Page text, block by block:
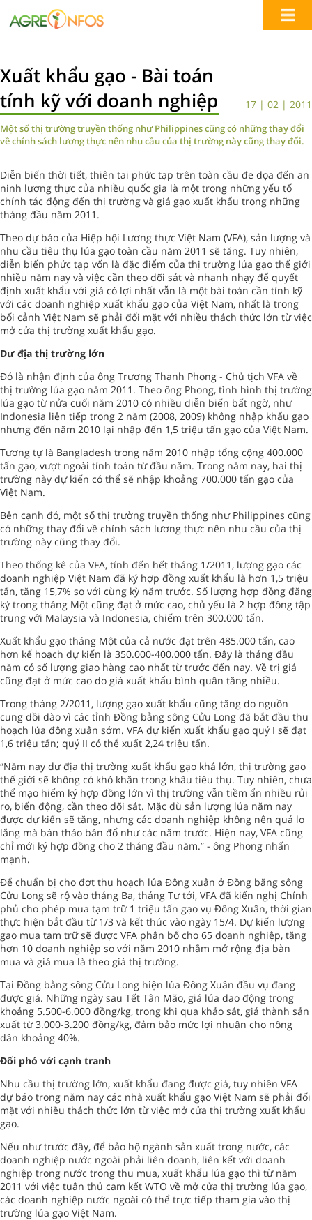
Xuất khẩu gạo - Bài toán
tính kỹ với doanh nghiệp
17 | 02 | 2011
Một số thị trường truyền thống như Philippines cũng có những thay đổi
về chính sách lương thực nên nhu cầu của thị trường này cũng thay đổi.
Diễn biến thời tiết, thiên tai phức tạp trên toàn cầu đe dọa đến an
ninh lương thực của nhiều quốc gia là một trong những yếu tố
chính tác động đến thị trường và giá gạo xuất khẩu trong những
tháng đầu năm 2011.
Theo dự báo của Hiệp hội Lương thực Việt Nam (VFA), sản lượng và
nhu cầu tiêu thụ lúa gạo toàn cầu năm 2011 sẽ tăng. Tuy nhiên,
diễn biến phức tạp vốn là đặc điểm của thị trường lúa gạo thế giới
nhiều năm nay và việc cần theo dõi sát và nhanh nhạy để quyết
định xuất khẩu với giá có lợi nhất vẫn là một bài toán cần tính kỹ
với các doanh nghiệp xuất khẩu gạo của Việt Nam, nhất là trong
bối cảnh Việt Nam sẽ phải đối mặt với nhiều thách thức lớn từ việc
mở cửa thị trường xuất khẩu gạo.
Dư địa thị trường lớn
Đó là nhận định của ông Trương Thanh Phong - Chủ tịch VFA về
thị trường lúa gạo năm 2011. Theo ông Phong, tình hình thị trường
lúa gạo từ nửa cuối năm 2010 có nhiều diễn biến bất ngờ, như
Indonesia liên tiếp trong 2 năm (2008, 2009) không nhập khẩu gạo
nhưng đến năm 2010 lại nhập đến 1,5 triệu tấn gạo của Việt Nam.
Tương tự là Bangladesh trong năm 2010 nhập tổng cộng 400.000
tấn gạo, vượt ngoài tính toán từ đầu năm. Trong năm nay, hai thị
trường này dự kiến có thể sẽ nhập khoảng 700.000 tấn gạo của
Việt Nam.
Bên cạnh đó, một số thị trường truyền thống như Philippines cũng
có những thay đổi về chính sách lương thực nên nhu cầu của thị
trường này cũng thay đổi.
Theo thống kê của VFA, tính đến hết tháng 1/2011, lượng gạo các
doanh nghiệp Việt Nam đã ký hợp đồng xuất khẩu là hơn 1,5 triệu
tấn, tăng 15,7% so với cùng kỳ năm trước. Số lượng hợp đồng đăng
ký trong tháng Một cũng đạt ở mức cao, chủ yếu là 2 hợp đồng tập
trung với Malaysia và Indonesia, chiếm trên 300.000 tấn.
Xuất khẩu gạo tháng Một của cả nước đạt trên 485.000 tấn, cao
hơn kế hoạch dự kiến là 350.000-400.000 tấn. Đây là tháng đầu
năm có số lượng giao hàng cao nhất từ trước đến nay. Về trị giá
cũng đạt ở mức cao do giá xuất khẩu bình quân tăng nhiều.
Trong tháng 2/2011, lượng gạo xuất khẩu cũng tăng do nguồn
cung dồi dào vì các tỉnh Đồng bằng sông Cửu Long đã bắt đầu thu
hoạch lúa đông xuân sớm. VFA dự kiến xuất khẩu gạo quý I sẽ đạt
1,6 triệu tấn; quý II có thể xuất 2,24 triệu tấn.
“Năm nay dư địa thị trường xuất khẩu gạo khá lớn, thị trường gạo
thế giới sẽ không có khó khăn trong khâu tiêu thụ. Tuy nhiên, chưa
thể mạo hiểm ký hợp đồng lớn vì thị trường vẫn tiềm ẩn nhiều rủi
ro, biến động, cần theo dõi sát. Mặc dù sản lượng lúa năm nay
được dự kiến sẽ tăng, nhưng các doanh nghiệp không nên quá lo
lắng mà bán tháo bán đổ như các năm trước. Hiện nay, VFA cũng
chỉ mới ký hợp đồng cho 2 tháng đầu năm.” - ông Phong nhấn
mạnh.
Để chuẩn bị cho đợt thu hoạch lúa Đông xuân ở Đồng bằng sông
Cửu Long sẽ rộ vào tháng Ba, tháng Tư tới, VFA đã kiến nghị Chính
phủ cho phép mua tạm trữ 1 triệu tấn gạo vụ Đông Xuân, thời gian
thực hiện bắt đầu từ 1/3 và kết thúc vào ngày 15/4. Dự kiến lượng
gạo mua tạm trữ sẽ được VFA phân bổ cho 65 doanh nghiệp, tăng
hơn 10 doanh nghiệp so với năm 2010 nhằm mở rộng địa bàn
mua và giá mua là theo giá thị trường.
Tại Đồng bằng sông Cửu Long hiện lúa Đông Xuân đầu vụ đang
được giá. Những ngày sau Tết Tân Mão, giá lúa dao động trong
khoảng 5.500-6.000 đồng/kg, trong khi qua khảo sát, giá thành sản
xuất từ 3.000-3.200 đồng/kg, đảm bảo mức lợi nhuận cho nông
dân khoảng 40%.
Đối phó với cạnh tranh
Nhu cầu thị trường lớn, xuất khẩu đang được giá, tuy nhiên VFA
dự báo trong năm nay các nhà xuất khẩu gạo Việt Nam sẽ phải đối
mặt với nhiều thách thức lớn từ việc mở cửa thị trường xuất khẩu
gạo.
Nếu như trước đây, để bảo hộ ngành sản xuất trong nước, các
doanh nghiệp nước ngoài phải liên doanh, liên kết với doanh
nghiệp trong nước trong thu mua, xuất khẩu lúa gạo thì từ năm
2011 với việc tuân thủ cam kết WTO về mở cửa thị trường lúa gạo,
các doanh nghiệp nước ngoài có thể trực tiếp tham gia vào thị
trường lúa gạo Việt Nam.